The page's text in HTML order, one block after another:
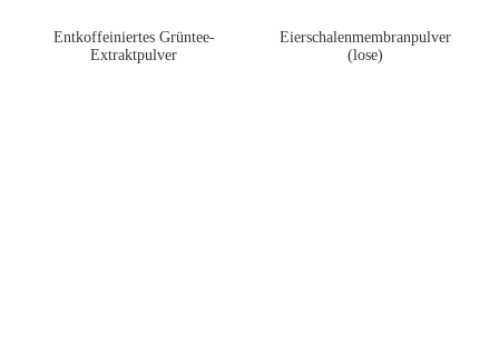
Entkoffeiniertes Grüntee-
Extraktpulver
Eierschalenmembranpulver
(lose)